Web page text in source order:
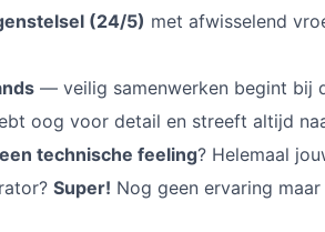
(24/5) met afwisselend
— veilig samenwerken begint bij
oog voor detail en streeft altijd
technische feeling? Helemaal
Super! Nog geen ervaring